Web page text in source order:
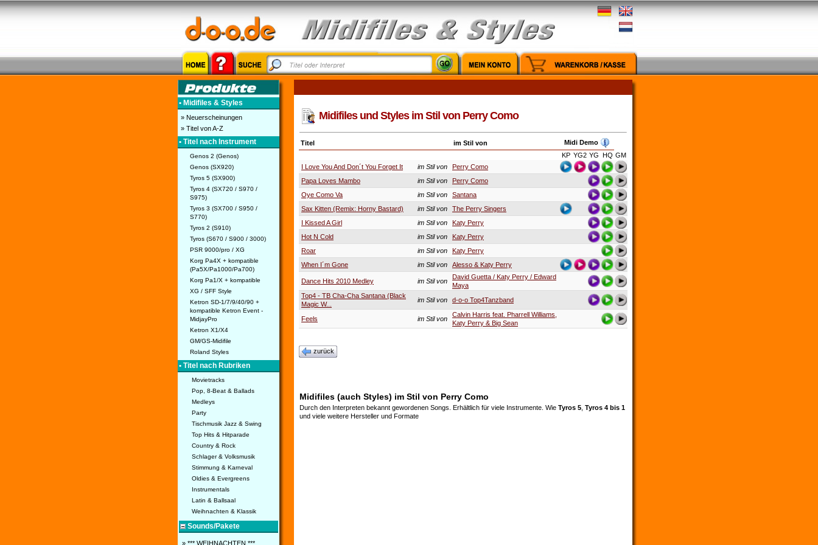
• Midifiles & Styles
» Neuerscheinungen
» Titel von A-Z
• Titel nach Instrument
Genos 2 (Genos)
Genos (SX920)
Tyros 5 (SX900)
Tyros 4 (SX720 / S970 /
S975)
Tyros 3 (SX700 / S950 /
S770)
Tyros 2 (S910)
Tyros (S670 / S900 / 3000)
PSR 9000/pro / XG
Korg Pa4X + kompatible
(Pa5X/Pa1000/Pa700)
Korg Pa1/X + kompatible
XG / SFF Style
Ketron SD-1/7/9/40/90 +
kompatible Ketron Event -
MidjayPro
Ketron X1/X4
GM/GS-Midifile
Roland Styles
• Titel nach Rubriken
Movietracks
Pop, 8-Beat & Ballads
Medleys
Party
Tischmusik Jazz & Swing
Top Hits & Hitparade
Country & Rock
Schlager & Volksmusik
Stimmung & Karneval
Oldies & Evergreens
Instrumentals
Latin & Ballsaal
Weihnachten & Klassik
Sounds/Pakete
» *** WEIHNACHTEN ***
Midifiles und Styles im Stil von Perry Como
Titel im Stil von
Midi Demo
KP YG2 YG HQ GM
I Love You And Don´t You Forget It
im Stil von
Perry Como
Papa Loves Mambo
im Stil von
Perry Como
Oye Como Va
im Stil von
Santana
Sax Kitten (Remix: Horny Bastard)
im Stil von
The Perry Singers
I Kissed A Girl
im Stil von
Katy Perry
Hot N Cold
im Stil von
Katy Perry
Roar
im Stil von
Katy Perry
When I´m Gone
im Stil von Alesso & Katy Perry
Dance Hits 2010 Medley im Stil von
David Guetta / Katy Perry / Edward
Maya
Top4 - TB Cha-Cha Santana (Black
Magic W...
im Stil von d-o-o Top4Tanzband
Feels im Stil von
Calvin Harris feat. Pharrell Williams,
Katy Perry & Big Sean
zurück
Midifiles (auch Styles) im Stil von Perry Como
Durch den Interpreten bekannt gewordenen Songs. Erhältlich für viele Instrumente. Wie Tyros 5 Tyros 4 bis 1
und viele weitere Hersteller und Formate